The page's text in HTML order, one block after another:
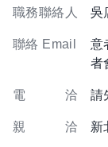
職務聯絡人 吳
聯絡 Email
意
者
電 洽 請
親 洽 新